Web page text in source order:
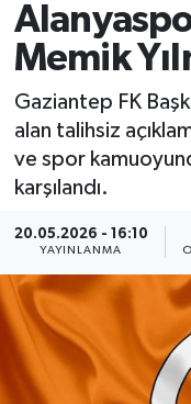
Memik
Gaziantep FK
alan talihsiz
ve spor
karşılandı.
20.05.2026 - 16:10
YAYINLANMA
Spor
Ekonomi
Gazipaşa
Tüm Manşetler
Haber Arşivi